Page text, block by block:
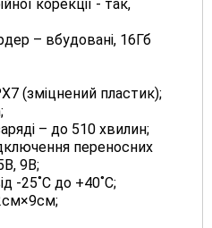
корекції - так,
– вбудовані, 16Гб
(зміцнений пластик);
– до 510 хвилин;
переносних
9В;
-25˚С до +40˚С;